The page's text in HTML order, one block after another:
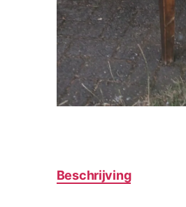
Beschrijving